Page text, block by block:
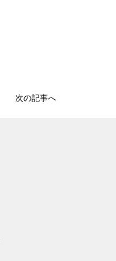
次の記事へ